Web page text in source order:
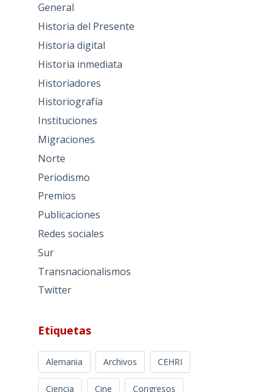
General
Historia del Presente
Historia digital
Historia inmediata
Historiadores
Historiografía
Instituciones
Migraciones
Norte
Periodismo
Premios
Publicaciones
Redes sociales
Sur
Transnacionalismos
Twitter
Etiquetas
Alemania Archivos CEHRI
Ciencia Cine Congresos